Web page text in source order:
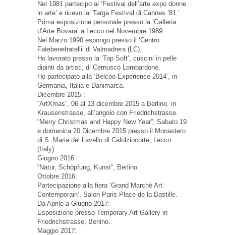
Nel 1981 partecipo al ‘Festival dell’arte expo donne
in arte’ e ricevo la ‘Targa Festival di Cannes ’81.’
Prima esposizione personale presso la ‘Galleria
d’Arte Bovara’ a Lecco nel Novembre 1989.
Nel Marzo 1990 espongo presso il ‘Centro
Fatebenefratelli’ di Valmadrera (LC).
Ho lavorato presso la ‘Top Soft’, cuscini in pelle
dipinti da artisti, di Cernusco Lombardone.
Ho partecipato alla ‘Belcoo Experience 2014’, in
Germania, Italia e Danimarca.
Dicembre 2015 :
“ArtXmas”, 06 al 13 dicembre 2015 a Berlino, in
Krausenstrasse, all’angolo con Friedrichstrasse.
“Merry Christmas and Happy New Year”, Sabato 19
e domenica 20 Dicembre 2015 presso il Monastero
di S. Maria del Lavello di Calolziocorte, Lecco
(Italy).
Giugno 2016 :
“Natur, Schöpfung, Kunst”, Berlino.
Ottobre 2016:
Partecipazione alla fiera ‘Grand Marchè Art
Contemporain’, Salon Paris Place de la Bastille.
Da Aprile a Giugno 2017:
Esposizione presso Temporary Art Gallery in
Friedrichstrasse, Berlino.
Maggio 2017: